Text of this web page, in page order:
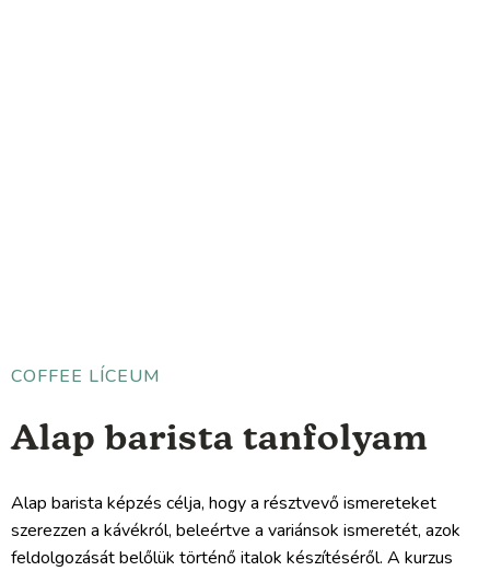
COFFEE LÍCEUM
Alap barista tanfolyam
Alap barista képzés célja, hogy a résztvevő ismereteket
szerezzen a kávékról, beleértve a variánsok ismeretét, azok
feldolgozását belőlük történő italok készítéséről. A kurzus